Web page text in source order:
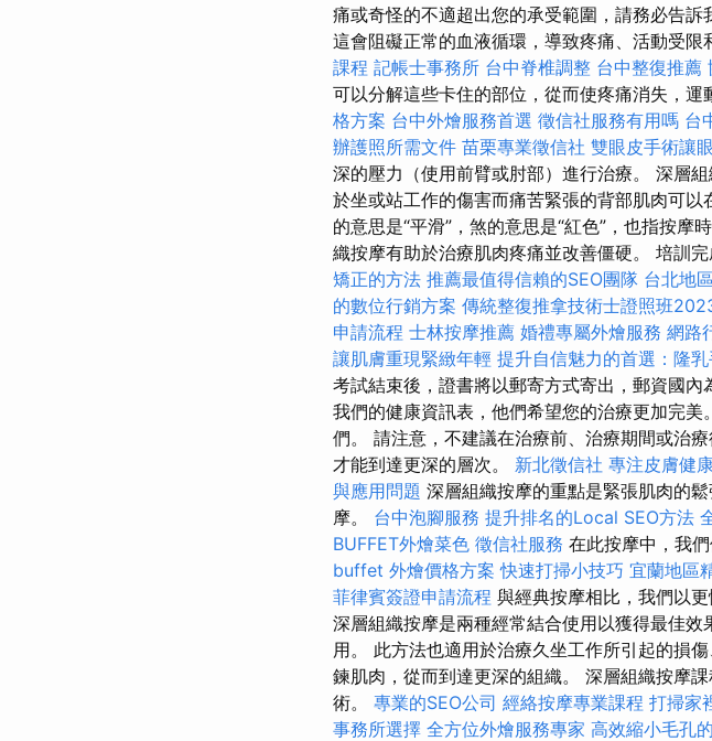
痛或奇怪的不適超出您的承受範圍，請務必告
這會阻礙正常的血液循環，導致疼痛、活動受限
課程 記帳士事務所 台中脊椎調整 台中整復推薦
可以分解這些卡住的部位，從而使疼痛消失，運
格方案 台中外燴服務首選 徵信社服務有用嗎 台
辦護照所需文件 苗栗專業徵信社 雙眼皮手術讓
深的壓力（使用前臂或肘部）進行治療。 深層
於坐或站工作的傷害而痛苦緊張的背部肌肉可
的意思是“平滑”，煞的意思是“紅色”，也指按
織按摩有助於治療肌肉疼痛並改善僵硬。 培訓
矯正的方法 推薦最值得信賴的SEO團隊 台北地
的數位行銷方案 傳統整復推拿技術士證照班
申請流程 士林按摩推薦 婚禮專屬外燴服務 網路
讓肌膚重現緊緻年輕 提升自信魅力的首選：隆
考試結束後，證書將以郵寄方式寄出，郵資國
我們的健康資訊表，他們希望您的治療更加完
們。 請注意，不建議在治療前、治療期間或治
才能到達更深的層次。 新北徵信社 專注皮膚健
與應用問題 深層組織按摩的重點是緊張肌肉的
摩。 台中泡腳服務 提升排名的Local SEO方法
BUFFET外燴菜色 徵信社服務 在此按摩中，我
buffet 外燴價格方案 快速打掃小技巧 宜蘭地區
菲律賓簽證申請流程 與經典按摩相比，我們以
深層組織按摩是兩種經常結合使用以獲得最佳
用。 此方法也適用於治療久坐工作所引起的損
鍊肌肉，從而到達更深的組織。 深層組織按摩
術。 專業的SEO公司 經絡按摩專業課程 打掃家
事務所選擇 全方位外燴服務專家 高效縮小毛孔